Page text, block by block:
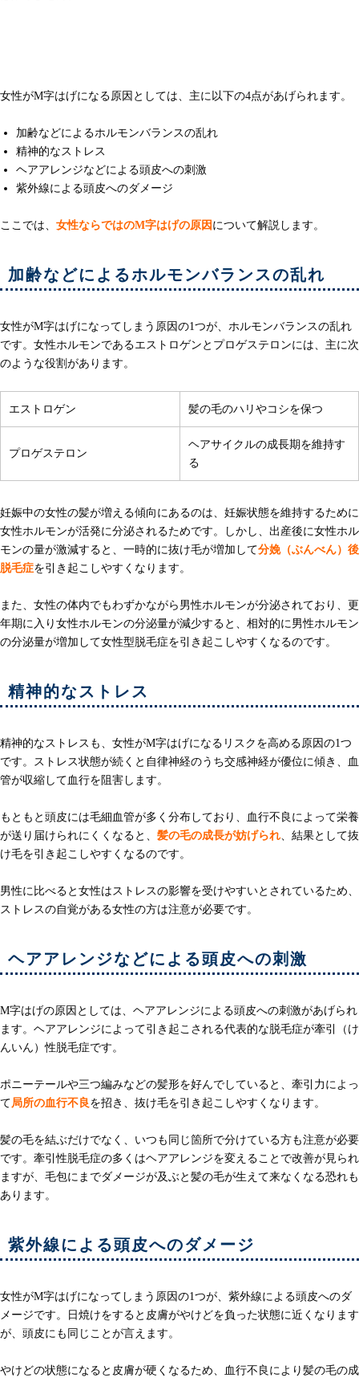
女性がM字はげになる原因としては、主に以下の4点があげられます。
加齢などによるホルモンバランスの乱れ
精神的なストレス
ヘアアレンジなどによる頭皮への刺激
紫外線による頭皮へのダメージ
ここでは、 女性ならではのM字はげの原因 について解説します。
加齢などによるホルモンバランスの乱れ
女性がM字はげになってしまう原因の1つが、ホルモンバランスの乱れ
です。女性ホルモンであるエストロゲンとプロゲステロンには、主に次
のような役割があります。
エストロゲン 髪の毛のハリやコシを保つ
プロゲステロン
ヘアサイクルの成長期を維持す
る
妊娠中の女性の髪が増える傾向にあるのは、妊娠状態を維持するために
女性ホルモンが活発に分泌されるためです。しかし、出産後に女性ホル
モンの量が激減すると、一時的に抜け毛が増加して分娩（ぶんべん）後
脱毛症を引き起こしやすくなります。
また、女性の体内でもわずかながら男性ホルモンが分泌されており、更
年期に入り女性ホルモンの分泌量が減少すると、相対的に男性ホルモン
の分泌量が増加して女性型脱毛症を引き起こしやすくなるのです。
精神的なストレス
精神的なストレスも、女性がM字はげになるリスクを高める原因の1つ
です。ストレス状態が続くと自律神経のうち交感神経が優位に傾き、血
管が収縮して血行を阻害します。
もともと頭皮には毛細血管が多く分布しており、血行不良によって栄養
が送り届けられにくくなると、 髪の毛の成長が妨げられ、結果として抜
け毛を引き起こしやすくなるのです。
男性に比べると女性はストレスの影響を受けやすいとされているため、
ストレスの自覚がある女性の方は注意が必要です。
ヘアアレンジなどによる頭皮への刺激
M字はげの原因としては、ヘアアレンジによる頭皮への刺激があげられ
ます。ヘアアレンジによって引き起こされる代表的な脱毛症が牽引（け
んいん）性脱毛症です。
ポニーテールや三つ編みなどの髪形を好んでしていると、牽引力によっ
て局所の血行不良を招き、抜け毛を引き起こしやすくなります。
髪の毛を結ぶだけでなく、いつも同じ箇所で分けている方も注意が必要
です。牽引性脱毛症の多くはヘアアレンジを変えることで改善が見られ
ますが、毛包にまでダメージが及ぶと髪の毛が生えて来なくなる恐れも
あります。
紫外線による頭皮へのダメージ
女性がM字はげになってしまう原因の1つが、紫外線による頭皮へのダ
メージです。日焼けをすると皮膚がやけどを負った状態に近くなります
が、頭皮にも同じことが言えます。
やけどの状態になると皮膚が硬くなるため、血行不良により髪の毛の成